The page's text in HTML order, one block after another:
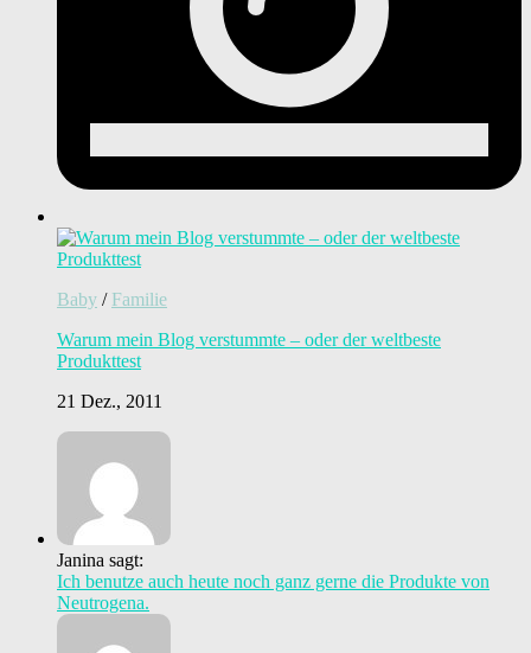
Baby / Familie
Warum mein Blog verstummte – oder der weltbeste
Produkttest
21 Dez., 2011
Janina sagt:
Ich benutze auch heute noch ganz gerne die Produkte von
Neutrogena.